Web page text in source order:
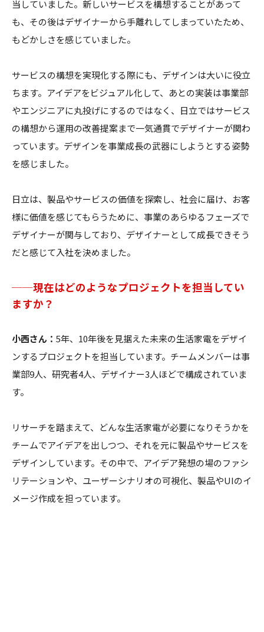
当していました。新しいサービスを構想することがあって
も、その後はデザイナーから手離れしてしまっていたため、
もどかしさを感じていました。
サービスの構想を実現化する際にも、デザインは大いに役立
ちます。アイデアをビジュアル化して、あとの実装は事業部
やエンジニアに丸投げにするのではなく、日立ではサービス
の構想から運用の改善提案まで一気通貫でデザイナーが関わ
っています。デザインを事業成長の武器にしようとする姿勢
を感じました。
日立は、製品やサービスの価値を探索し、社会に届け、お客
様に価値を感じてもらうために、事業のあらゆるフェーズで
デザイナーが関与しており、デザイナーとして成長できそう
だと感じて入社を決めました。
──現在はどのようなプロジェクトを担当してい
ますか？
小西さん： 5年、10年後を見据えた未来の生活家電をデザイ
ンするプロジェクトを担当しています。チームメンバーは事
業部9人、研究者4人、デザイナー3人ほどで構成されていま
す。
リサーチを踏まえて、どんな生活家電が必要になりそうかを
チームでアイデアを出しつつ、それを元に製品やサービスを
デザインしています。その中で、アイデア発想の場のファシ
リテーションや、ユーザーシナリオの可視化、製品やUIのイ
メージ作成を担っています。